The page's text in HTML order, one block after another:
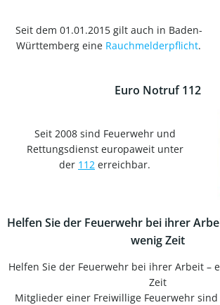
Seit dem 01.01.2015 gilt auch in Baden-
Württemberg eine Rauchmelderpflicht.
Euro Notruf 112
Seit 2008 sind Feuerwehr und
Rettungsdienst europaweit unter
der 112 erreichbar.
Helfen Sie der Feuerwehr bei ihrer
wenig Zeit
Helfen Sie der Feuerwehr bei ihrer Arbeit –
Zeit
Mitglieder einer Freiwillige Feuerwehr